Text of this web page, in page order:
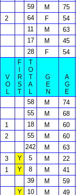
59 M 75
2 64 F 54
11 M 63
17 M
45
28 F 54
V
O
L
F
R
S
T
T
O
T
A
L
G
E
N
A
G
E
58 M 74
55 M 68
1 18 M
60
2 55 M 60
242 M 63
3 Y 5 M 22
1 Y 8 M 41
39 M
59
Y 10 M 49